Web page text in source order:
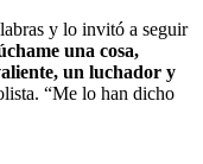
y lo invitó a seguir
una cosa,
un luchador y
“Me lo han dicho